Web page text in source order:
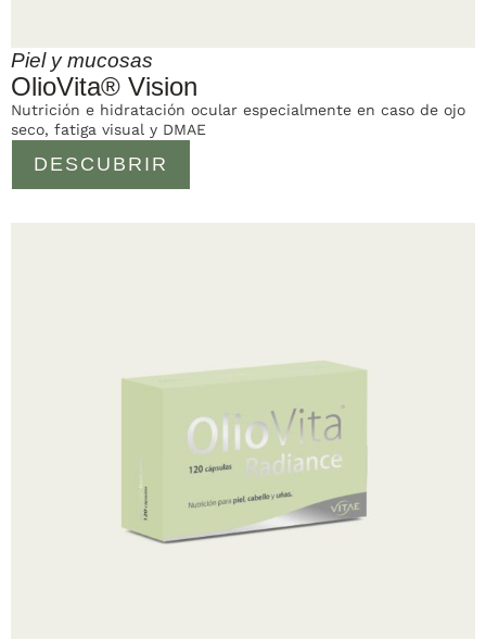
Piel y mucosas
OlioVita® Vision
DESCUBRIR
Nutrición e hidratación ocular especialmente en caso de ojo
seco, fatiga visual y DMAE